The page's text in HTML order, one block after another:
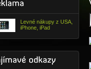
Levné nákupy z USA,
iPhone, iPad